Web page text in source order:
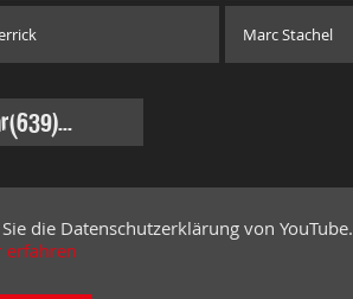
Marc Stachel
(639)...
die Datenschutzerklärung von YouTube.
erfahren